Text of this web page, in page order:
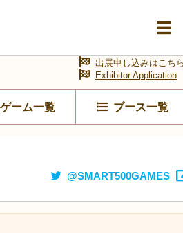
ゲーム一覧 ブース一覧
出展申し込みはこちら
Exhibitor Application
@SMART500GAMES